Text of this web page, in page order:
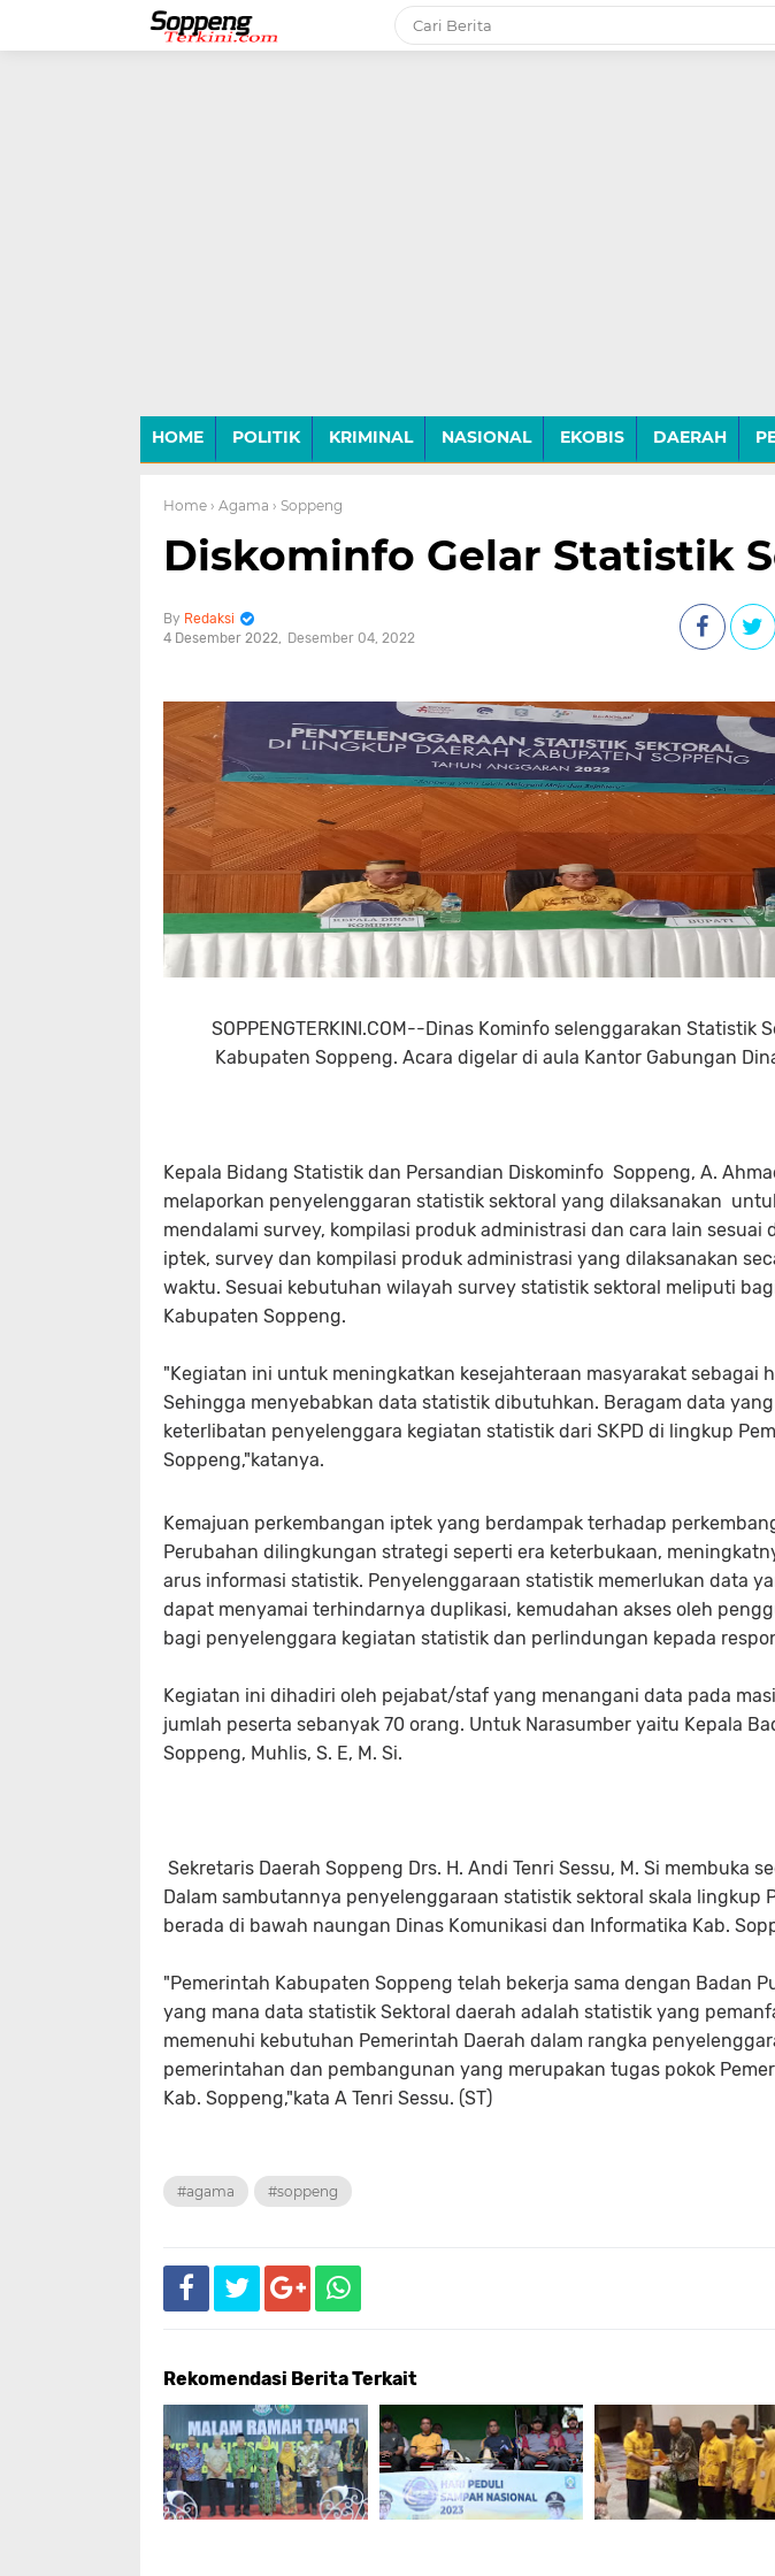
HOME POLITIK KRIMINAL NASIONAL EKOBIS DAERAH
Home › Agama › Soppeng
Diskominfo Gelar Statistik
Redaksi
4 Desember 2022
Desember 04, 2022
SOPPENGTERKINI.COM--Dinas Kominfo selenggarakan Statistik
Kabupaten Soppeng. Acara digelar di aula Kantor Gabungan
Kepala Bidang Statistik dan Persandian Diskominfo Soppeng, A.
melaporkan penyelenggaran statistik sektoral yang dilaksanakan
mendalami survey, kompilasi produk administrasi dan cara lain sesuai
iptek, survey dan kompilasi produk administrasi yang dilaksanakan
waktu. Sesuai kebutuhan wilayah survey statistik sektoral meliputi
Kabupaten Soppeng.
"Kegiatan ini untuk meningkatkan kesejahteraan masyarakat sebagai
Sehingga menyebabkan data statistik dibutuhkan. Beragam data
keterlibatan penyelenggara kegiatan statistik dari SKPD di lingkup
Soppeng,"katanya.
Kemajuan perkembangan iptek yang berdampak terhadap
Perubahan dilingkungan strategi seperti era keterbukaan,
arus informasi statistik. Penyelenggaraan statistik memerlukan data
dapat menyamai terhindarnya duplikasi, kemudahan akses oleh
bagi penyelenggara kegiatan statistik dan perlindungan kepada
Kegiatan ini dihadiri oleh pejabat/staf yang menangani data pada
jumlah peserta sebanyak 70 orang. Untuk Narasumber yaitu Kepala
Soppeng, Muhlis, S. E, M. Si.
Sekretaris Daerah Soppeng Drs. H. Andi Tenri Sessu, M. Si membuka
Dalam sambutannya penyelenggaraan statistik sektoral skala lingkup
berada di bawah naungan Dinas Komunikasi dan Informatika Kab.
"Pemerintah Kabupaten Soppeng telah bekerja sama dengan Badan
yang mana data statistik Sektoral daerah adalah statistik yang
memenuhi kebutuhan Pemerintah Daerah dalam rangka
pemerintahan dan pembangunan yang merupakan tugas pokok
Kab. Soppeng,"kata A Tenri Sessu. (ST)
#agama #soppeng
Rekomendasi Berita Terkait